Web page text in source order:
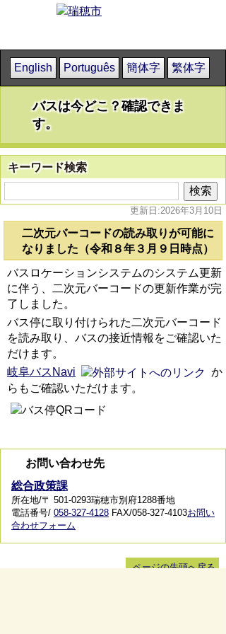
English Português 簡体字 繁体字
バスは今どこ？確認できま
す。
キーワード検索
更新日:2026年3月10日
二次元バーコードの読み取りが可能に
なりました（令和８年３月９日時点）
バスロケーションシステムのシステム更新
に伴う、二次元バーコードの更新作業が完
了しました。
バス停に取り付けられた二次元バーコード
を読み取り、バスの接近情報をご確認いた
だけます。
岐阜バスNavi
か
らもご確認いただけます。
お問い合わせ先
総合政策課
所在地/〒 501-0293瑞穂市別府1288番地
電話番号/ 058-327-4128 FAX/058-327-4103お問い
合わせフォーム
ページの先頭へ戻る